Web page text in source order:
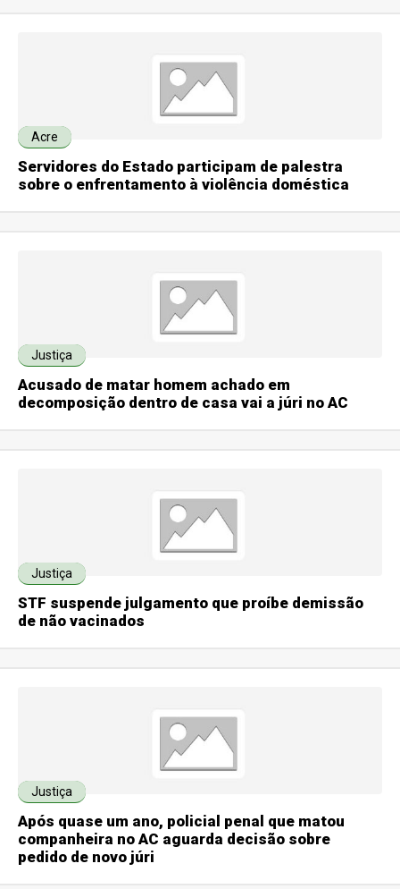
Acre
Servidores do Estado participam de palestra
sobre o enfrentamento à violência doméstica
Justiça
Acusado de matar homem achado em
decomposição dentro de casa vai a júri no AC
Justiça
STF suspende julgamento que proíbe demissão
de não vacinados
Justiça
Após quase um ano, policial penal que matou
companheira no AC aguarda decisão sobre
pedido de novo júri